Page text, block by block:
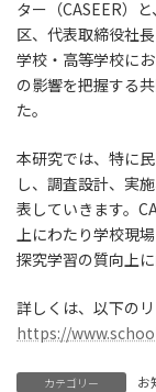
ター（CASEER）
区、代表取締役社
学校・高等学校に
の影響を把握する
た。
本研究では、特に
し、調査設計、実
表していきます。
上にわたり学校現
探究学習の質向上
詳しくは、以下の
https://
カテゴリー お